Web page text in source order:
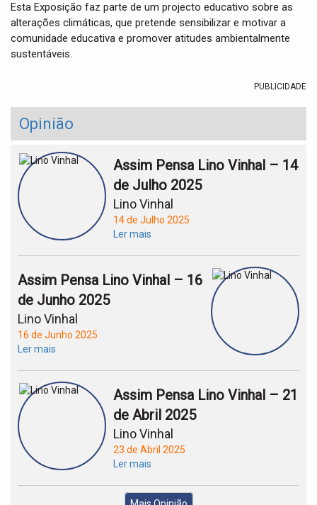
Esta Exposição faz parte de um projecto educativo sobre as
alterações climáticas, que pretende sensibilizar e motivar a
comunidade educativa e promover atitudes ambientalmente
sustentáveis.
PUBLICIDADE
Opinião
Assim Pensa Lino Vinhal – 14
de Julho 2025
Lino Vinhal
14 de Julho 2025
Ler mais
Assim Pensa Lino Vinhal – 16
de Junho 2025
Lino Vinhal
16 de Junho 2025
Ler mais
Assim Pensa Lino Vinhal – 21
de Abril 2025
Lino Vinhal
23 de Abril 2025
Ler mais